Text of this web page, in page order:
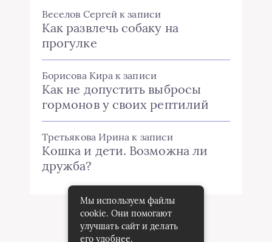
Веселов Сергей к записи
Как развлечь собаку на
прогулке
Борисова Кира к записи
Как не допустить выбросы
гормонов у своих рептилий
Третьякова Ирина к записи
Кошка и дети. Возможна ли
дружба?
Мы используем файлы
cookie. Они помогают
улучшать сайт и делать
его удобнее.